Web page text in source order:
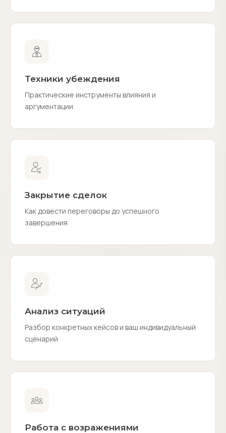
Техники убеждения
Практические инструменты влияния и
аргументации
Закрытие сделок
Как довести переговоры до успешного
завершения
Анализ ситуаций
Разбор конкретных кейсов и ваш индивидуальный
сценарий
Работа с возражениями